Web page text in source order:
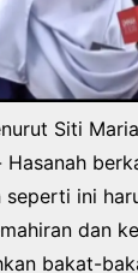
Siti
Hasanah
ini
dan
bakat-